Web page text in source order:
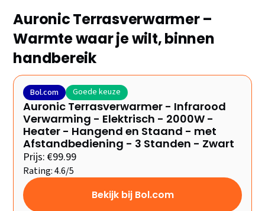
Auronic Terrasverwarmer –
Warmte waar je wilt, binnen
handbereik
Bol.com Goede keuze
Auronic Terrasverwarmer - Infrarood
Verwarming - Elektrisch - 2000W -
Heater - Hangend en Staand - met
Afstandbediening - 3 Standen - Zwart
Prijs: €99.99
Rating: 4.6/5
Bekijk bij Bol.com